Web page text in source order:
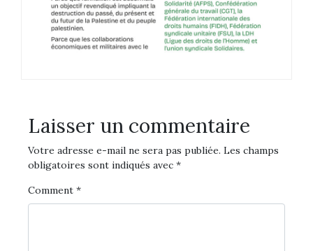
Laisser un commentaire
Votre adresse e-mail ne sera pas publiée. Les champs
obligatoires sont indiqués avec *
Comment *